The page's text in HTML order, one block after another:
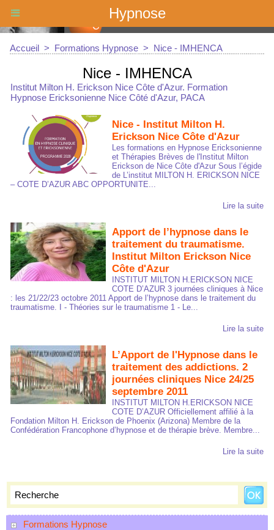
Hypnose
Formations Hypnose
Accueil > Formations Hypnose > Nice - IMHENCA
Nice - IMHENCA
Institut Milton H. Erickson Nice Côte d'Azur. Formation
Hypnose Ericksonienne Nice Côté d'Azur, PACA
Nice - Institut Milton H.
Erickson Nice Côte d'Azur
Les formations en Hypnose Ericksonienne
et Thérapies Brèves de l'Institut Milton
Erickson de Nice Côte d'Azur Sous l’égide
de L’institut MILTON H. ERICKSON NICE
– COTE D’AZUR ABC OPPORTUNITE...
Lire la suite
Apport de l’hypnose dans le
traitement du traumatisme.
Institut Milton Erickson Nice
Côte d'Azur
INSTITUT MILTON H.ERICKSON NICE
COTE D’AZUR 3 journées cliniques à Nice
: les 21/22/23 octobre 2011 Apport de l’hypnose dans le traitement du
traumatisme. I - Théories sur le traumatisme 1 - Le...
Lire la suite
L’Apport de l'Hypnose dans le
traitement des addictions. 2
journées cliniques Nice 24/25
septembre 2011
INSTITUT MILTON H.ERICKSON NICE
COTE D’AZUR Officiellement affilié à la
Fondation Milton H. Erickson de Phoenix (Arizona) Membre de la
Confédération Francophone d’hypnose et de thérapie brève. Membre...
Lire la suite